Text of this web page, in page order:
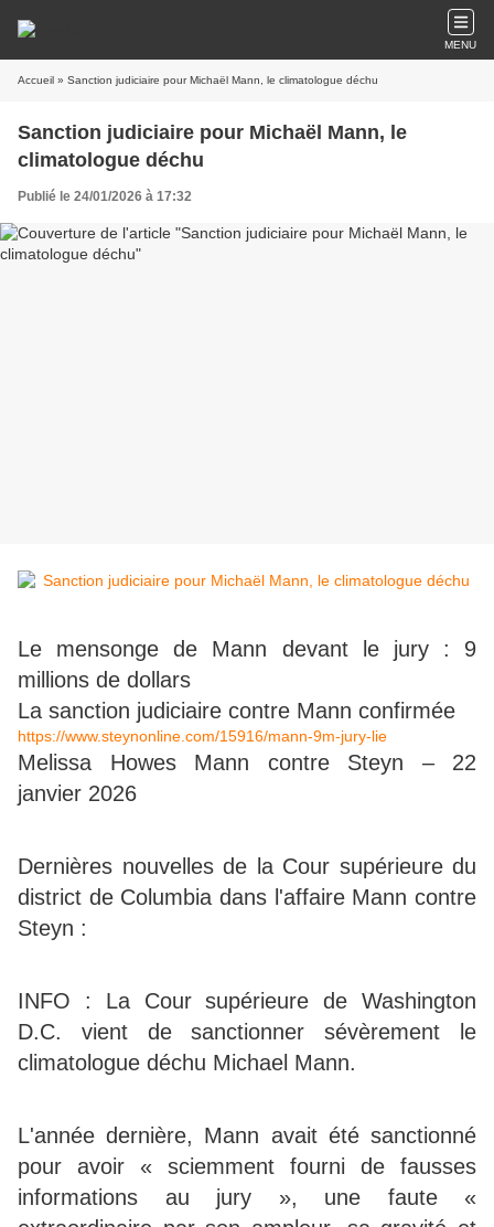
MENU
Accueil » Sanction judiciaire pour Michaël Mann, le climatologue déchu
Sanction judiciaire pour Michaël Mann, le
climatologue déchu
Publié le 24/01/2026 à 17:32
Le mensonge de Mann devant le jury : 9
millions de dollars
La sanction judiciaire contre Mann confirmée
https://www.steynonline.com/15916/mann-9m-jury-lie
Melissa Howes Mann contre Steyn – 22
janvier 2026
Dernières nouvelles de la Cour supérieure du
district de Columbia dans l'affaire Mann contre
Steyn :
INFO : La Cour supérieure de Washington
D.C. vient de sanctionner sévèrement le
climatologue déchu Michael Mann.
L'année dernière, Mann avait été sanctionné
pour avoir « sciemment fourni de fausses
informations au jury », une faute «